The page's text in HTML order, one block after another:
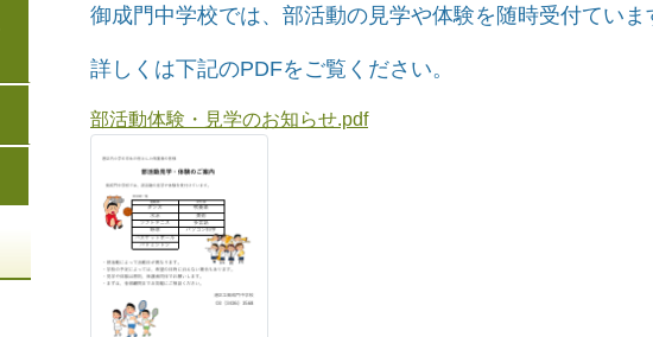
御成門中学校では、部活動の見学や体験を随時受付ていま
詳しくは下記のPDFをご覧ください。
部活動体験・見学のお知らせ.pdf